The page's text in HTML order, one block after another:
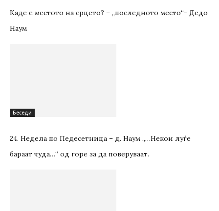
Каде е местото на срцето? – „последното место“- Дедо
Наум
Беседи
24. Недела по Педесетница – д. Наум „…Некои луѓе
бараат чуда…“ од горе за да поверуваат.